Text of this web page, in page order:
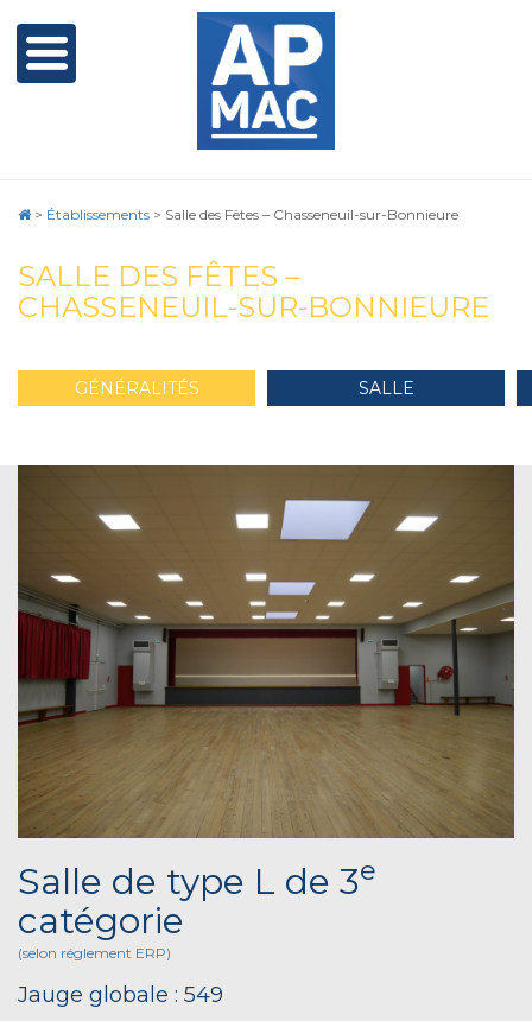
> Établissements > Salle des Fêtes – Chasseneuil-sur-Bonnieure
SALLE DES FÊTES –
CHASSENEUIL-SUR-BONNIEURE
GÉNÉRALITÉS SALLE
Salle de type L de 3e
catégorie
(selon réglement ERP)
Jauge globale : 549